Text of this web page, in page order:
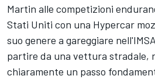
Martin alle competizioni
Stati Uniti con una Hypercar
suo genere a gareggiare
partire da una vettura stradale,
chiaramente un passo